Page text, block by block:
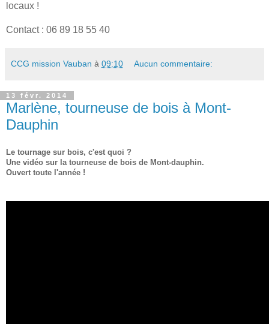
locaux !
Contact : 06 89 18 55 40
CCG mission Vauban à 09:10 Aucun commentaire:
13 févr. 2014
Marlène, tourneuse de bois à Mont-
Dauphin
Le tournage sur bois, c'est quoi ?
Une vidéo sur la tourneuse de bois de Mont-dauphin.
Ouvert toute l'année !